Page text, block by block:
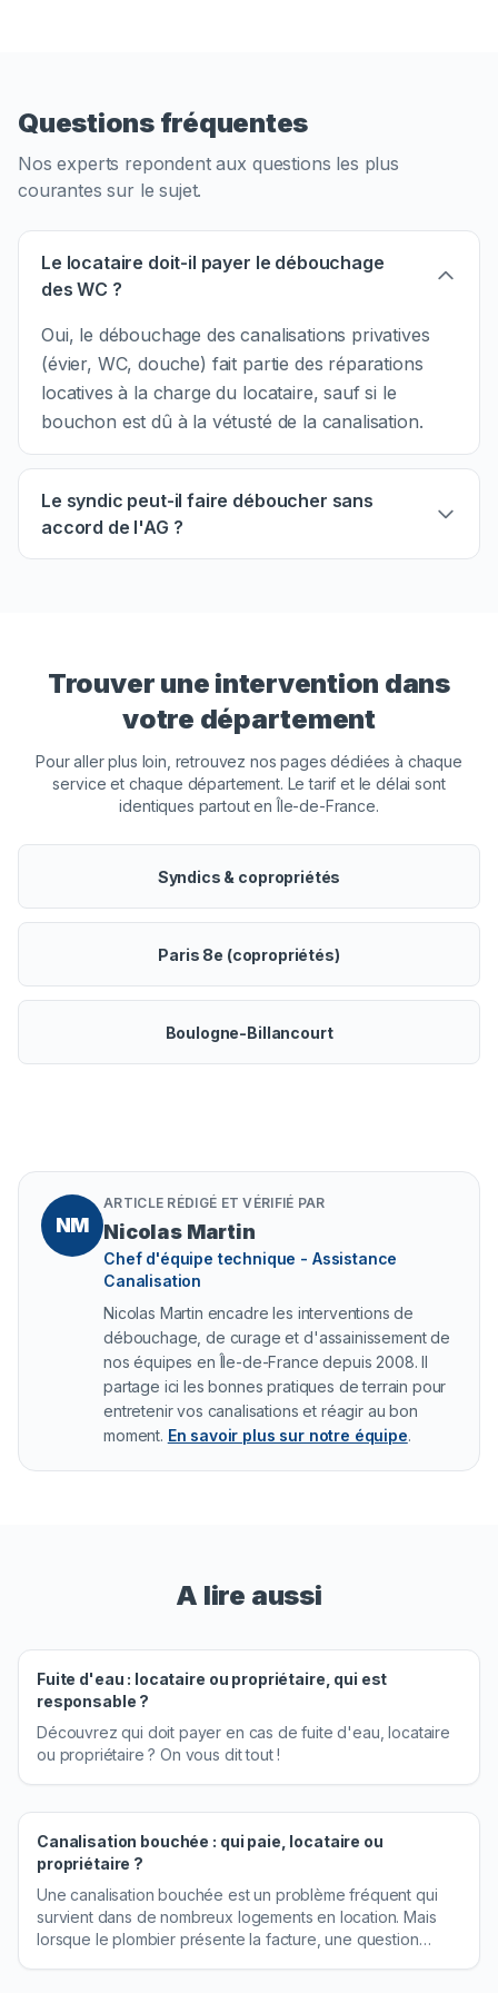
Questions fréquentes
Nos experts repondent aux questions les plus
courantes sur le sujet.
Le locataire doit-il payer le débouchage
des WC ?
Oui, le débouchage des canalisations privatives
(évier, WC, douche) fait partie des réparations
locatives à la charge du locataire, sauf si le
bouchon est dû à la vétusté de la canalisation.
Le syndic peut-il faire déboucher sans
accord de l'AG ?
Trouver une intervention dans
votre département
Pour aller plus loin, retrouvez nos pages dédiées à chaque
service et chaque département. Le tarif et le délai sont
identiques partout en Île-de-France.
Syndics & copropriétés
Paris 8e (copropriétés)
Boulogne-Billancourt
NM
ARTICLE RÉDIGÉ ET VÉRIFIÉ PAR
Nicolas Martin
Chef d'équipe technique - Assistance
Canalisation
Nicolas Martin encadre les interventions de
débouchage, de curage et d'assainissement de
nos équipes en Île-de-France depuis 2008. Il
partage ici les bonnes pratiques de terrain pour
entretenir vos canalisations et réagir au bon
moment. En savoir plus sur notre équipe.
A lire aussi
Fuite d'eau : locataire ou propriétaire, qui est
responsable ?
Découvrez qui doit payer en cas de fuite d'eau, locataire
ou propriétaire ? On vous dit tout !
Canalisation bouchée : qui paie, locataire ou
propriétaire ?
Une canalisation bouchée est un problème fréquent qui
survient dans de nombreux logements en location. Mais
lorsque le plombier présente la facture, une question